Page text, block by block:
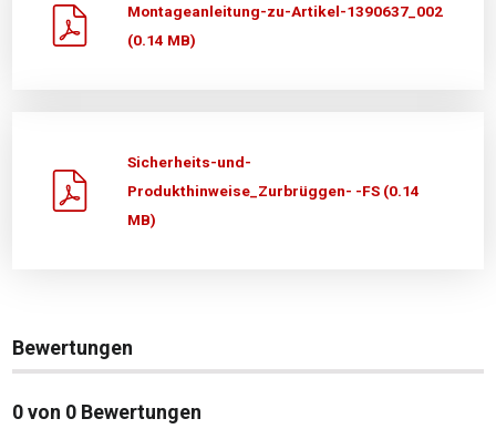
Montageanleitung-zu-Artikel-1390637_002
(0.14 MB)
Sicherheits-und-
Produkthinweise_Zurbrüggen- -FS (0.14
MB)
Bewertungen
0 von 0 Bewertungen